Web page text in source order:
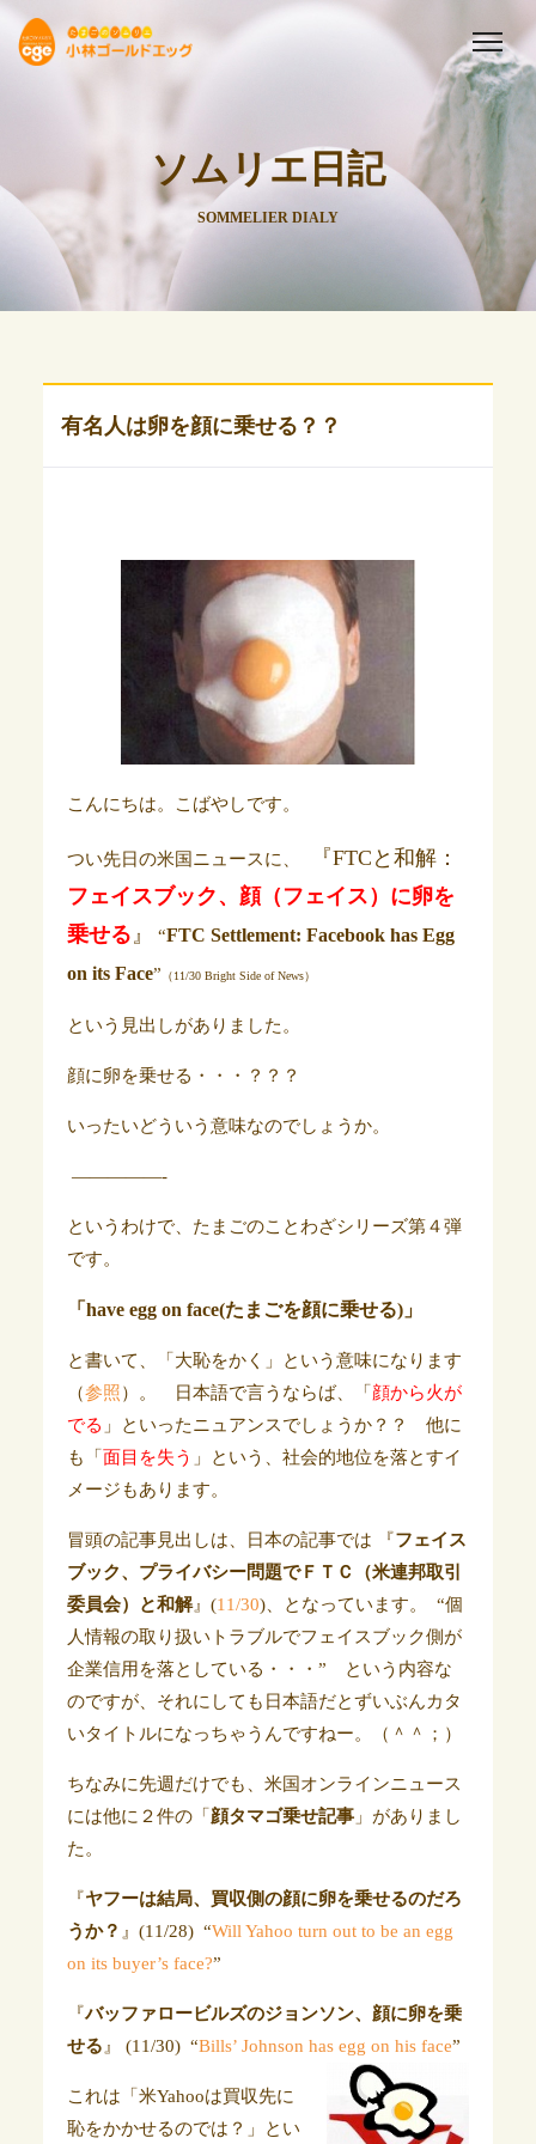
ソムリエ日記
SOMMELIER DIALY
有名人は卵を顔に乗せる？？
こんにちは。こばやしです。
つい先日の米国ニュースに、 『FTCと和解：
フェイスブック、顔（フェイス）に卵を
乗せる 』 “FTC Settlement: Facebook has Egg
on its Face” （11/30 Bright Side of News）
という見出しがありました。
顔に卵を乗せる・・・？？？
いったいどういう意味なのでしょうか。
—————-
というわけで、たまごのことわざシリーズ第４弾
です。
「have egg on face(たまごを顔に乗せる)」
と書いて、「大恥をかく」という意味になります
（参照）。 日本語で言うならば、「 顔から火が
でる 」といったニュアンスでしょうか？？ 他に
も「 面目を失う 」という、社会的地位を落とすイ
メージもあります。
冒頭の記事見出しは、日本の記事では 『フェイス
ブック、プライバシー問題でＦＴＣ（米連邦取引
委員会）と和解』(11/30)、となっています。 “個
人情報の取り扱いトラブルでフェイスブック側が
企業信用を落としている・・・” という内容な
のですが、それにしても日本語だとずいぶんカタ
いタイトルになっちゃうんですねー。（＾＾；）
ちなみに先週だけでも、米国オンラインニュース
には他に２件の「 顔タマゴ乗せ記事」がありまし
た。
『ヤフーは結局、買収側の顔に卵を乗せるのだろ
うか？ 』(11/28) “Will Yahoo turn out to be an egg
on its buyer’s face?”
『バッファロービルズのジョンソン、顔に卵を乗
せる 』 (11/30) “Bills’ Johnson has egg on his face”
これは「米Yahooは買収先に
恥をかかせるのでは？」とい